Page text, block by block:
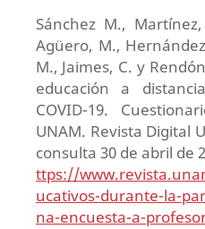
Sánchez M.,
Agüero, M.,
M., Jaimes, C. y
educación a
COVID-19.
UNAM. Revista Digital
consulta 30 de abril de
ttps://
ucativos-durante-la-
na-encuesta-a-